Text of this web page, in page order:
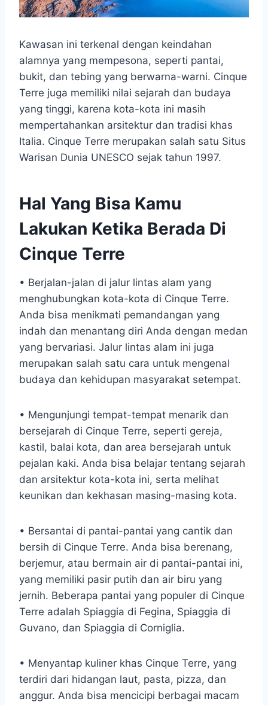
Kawasan ini terkenal dengan keindahan
alamnya yang mempesona, seperti pantai,
bukit, dan tebing yang berwarna-warni. Cinque
Terre juga memiliki nilai sejarah dan budaya
yang tinggi, karena kota-kota ini masih
mempertahankan arsitektur dan tradisi khas
Italia. Cinque Terre merupakan salah satu Situs
Warisan Dunia UNESCO sejak tahun 1997.
Hal Yang Bisa Kamu
Lakukan Ketika Berada Di
Cinque Terre
• Berjalan-jalan di jalur lintas alam yang
menghubungkan kota-kota di Cinque Terre.
Anda bisa menikmati pemandangan yang
indah dan menantang diri Anda dengan medan
yang bervariasi. Jalur lintas alam ini juga
merupakan salah satu cara untuk mengenal
budaya dan kehidupan masyarakat setempat.
• Mengunjungi tempat-tempat menarik dan
bersejarah di Cinque Terre, seperti gereja,
kastil, balai kota, dan area bersejarah untuk
pejalan kaki. Anda bisa belajar tentang sejarah
dan arsitektur kota-kota ini, serta melihat
keunikan dan kekhasan masing-masing kota.
• Bersantai di pantai-pantai yang cantik dan
bersih di Cinque Terre. Anda bisa berenang,
berjemur, atau bermain air di pantai-pantai ini,
yang memiliki pasir putih dan air biru yang
jernih. Beberapa pantai yang populer di Cinque
Terre adalah Spiaggia di Fegina, Spiaggia di
Guvano, dan Spiaggia di Corniglia.
• Menyantap kuliner khas Cinque Terre, yang
terdiri dari hidangan laut, pasta, pizza, dan
anggur. Anda bisa mencicipi berbagai macam